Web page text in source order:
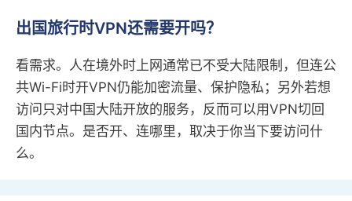
出国旅行时VPN还需要开吗？
看需求。人在境外时上网通常已不受大陆限制，但连公
共Wi-Fi时开VPN仍能加密流量、保护隐私；另外若想
访问只对中国大陆开放的服务，反而可以用VPN切回
国内节点。是否开、连哪里，取决于你当下要访问什
么。